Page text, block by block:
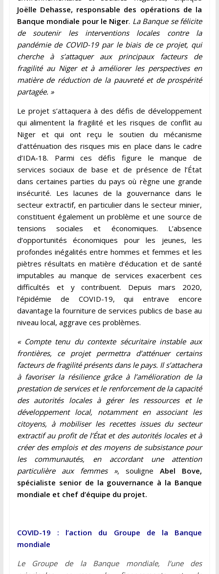
Joëlle Dehasse, responsable des opérations de la
Banque mondiale pour le Niger. La Banque se félicite
de soutenir les interventions locales contre la
pandémie de COVID-19 par le biais de ce projet, qui
cherche à s’attaquer aux principaux facteurs de
fragilité au Niger et à améliorer les perspectives en
matière de réduction de la pauvreté et de prospérité
partagée. »
Le projet s’attaquera à des défis de développement
qui alimentent la fragilité et les risques de conflit au
Niger et qui ont reçu le soutien du mécanisme
d’atténuation des risques mis en place dans le cadre
d’IDA-18. Parmi ces défis figure le manque de
services sociaux de base et de présence de l’État
dans certaines parties du pays où règne une grande
insécurité. Les lacunes de la gouvernance dans le
secteur extractif, en particulier dans le secteur minier,
constituent également un problème et une source de
tensions sociales et économiques. L’absence
d’opportunités économiques pour les jeunes, les
profondes inégalités entre hommes et femmes et les
piètres résultats en matière d’éducation et de santé
imputables au manque de services exacerbent ces
difficultés et y contribuent. Depuis mars 2020,
l’épidémie de COVID-19, qui entrave encore
davantage la fourniture de services publics de base au
niveau local, aggrave ces problèmes.
« Compte tenu du contexte sécuritaire instable aux
frontières, ce projet permettra d’atténuer certains
facteurs de fragilité présents dans le pays. Il s’attachera
à favoriser la résilience grâce à l’amélioration de la
prestation de services et le renforcement de la capacité
des autorités locales à gérer les ressources et le
développement local, notamment en associant les
citoyens, à mobiliser les recettes issues du secteur
extractif au profit de l’État et des autorités locales et à
créer des emplois et des moyens de subsistance pour
les communautés, en accordant une attention
particulière aux femmes », souligneAbel Bove,
spécialiste senior de la gouvernance à la Banque
mondiale et chef d’équipe du projet.
COVID-19 : l’action du Groupe de la Banque
mondiale
Le Groupe de la Banque mondiale, l’une des